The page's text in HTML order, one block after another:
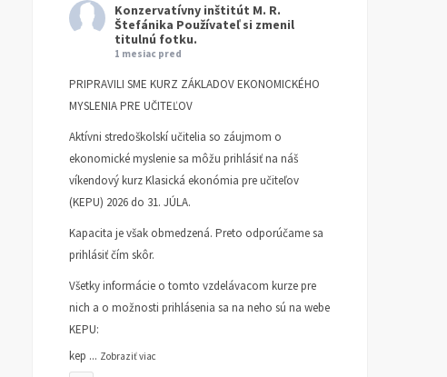
Konzervatívny inštitút M. R.
Štefánika Používateľ si zmenil
titulnú fotku.
1 mesiac pred
PRIPRAVILI SME KURZ ZÁKLADOV EKONOMICKÉHO
MYSLENIA PRE UČITEĽOV
Aktívni stredoškolskí učitelia so záujmom o
ekonomické myslenie sa môžu prihlásiť na náš
víkendový kurz Klasická ekonómia pre učiteľov
(KEPU) 2026 do 31. JÚLA.
Kapacita je však obmedzená. Preto odporúčame sa
prihlásiť čím skôr.
Všetky informácie o tomto vzdelávacom kurze pre
nich a o možnosti prihlásenia sa na neho sú na webe
KEPU:
kep ... Zobraziť viac